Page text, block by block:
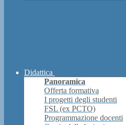
Didattica
Panoramica
Offerta formativa
I progetti degli studenti
FSL (ex PCTO)
Programmazione docenti